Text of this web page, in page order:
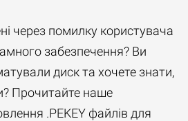
через помилку користувача
забезпечення? Ви
диск та хочете знати,
Прочитайте наше
.PEKEY файлів для